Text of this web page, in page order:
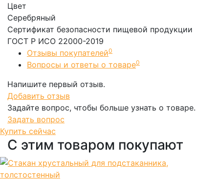
Цвет
Серебряный
Сертификат безопасности пищевой продукции
ГОСТ Р ИСО 22000-2019
Отзывы покупателей0
Вопросы и ответы о товаре0
Напишите первый отзыв.
Добавить отзыв
Задайте вопрос, чтобы больше узнать о товаре.
Задать вопрос
Купить сейчас
С этим товаром покупают